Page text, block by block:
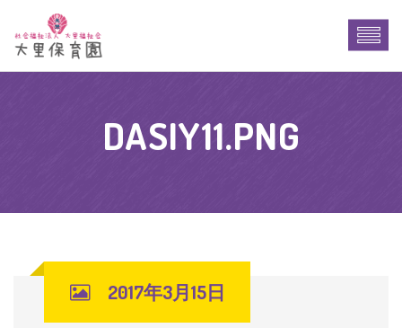
DASIY11.PNG
2017年3月15日